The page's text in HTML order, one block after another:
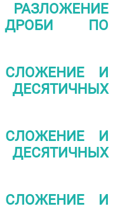
ДРОБИ ПО
И
И
И